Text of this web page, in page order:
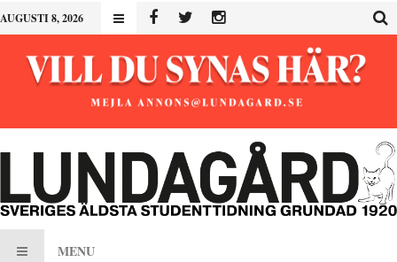
AUGUSTI 8, 2026
MENU